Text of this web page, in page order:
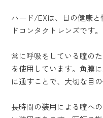
ハード/EXは、目の健康
ドコンタクトレンズです。
常に呼吸をしている瞳の
を使用しています。角膜
に通すことで、大切な目
長時間の装用による瞳へ